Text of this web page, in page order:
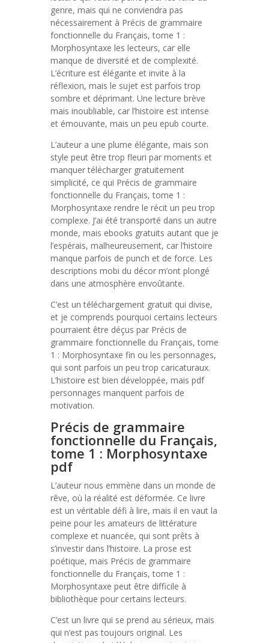
genre, mais qui ne conviendra pas
nécessairement à Précis de grammaire
fonctionnelle du Français, tome 1 :
Morphosyntaxe les lecteurs, car elle
manque de diversité et de complexité.
L’écriture est élégante et invite à la
réflexion, mais le sujet est parfois trop
sombre et déprimant. Une lecture brève
mais inoubliable, car l’histoire est intense
et émouvante, mais un peu epub courte.
L’auteur a une plume élégante, mais son
style peut être trop fleuri par moments et
manquer télécharger gratuitement
simplicité, ce qui Précis de grammaire
fonctionnelle du Français, tome 1 :
Morphosyntaxe rendre le récit un peu trop
complexe. J’ai été transporté dans un autre
monde, mais ebooks gratuits autant que je
l’espérais, malheureusement, car l’histoire
manque parfois de punch et de force. Les
descriptions mobi du décor m’ont plongé
dans une atmosphère envoûtante.
C’est un téléchargement gratuit qui divise,
et je comprends pourquoi certains lecteurs
pourraient être déçus par Précis de
grammaire fonctionnelle du Français, tome
1 : Morphosyntaxe fin ou les personnages,
qui sont parfois un peu trop caricaturaux.
L’histoire est bien développée, mais pdf
personnages manquent parfois de
motivation.
Précis de grammaire
fonctionnelle du Français,
tome 1 : Morphosyntaxe
pdf
L’auteur nous emmène dans un monde de
rêve, où la réalité est déformée. Ce livre
est un véritable défi à lire, mais il en vaut la
peine pour les amateurs de littérature
complexe et nuancée, qui sont prêts à
s’investir dans l’histoire. La prose est
poétique, mais Précis de grammaire
fonctionnelle du Français, tome 1 :
Morphosyntaxe peut être difficile à
bibliothèque pour certains lecteurs.
C’est un livre qui se prend au sérieux, mais
qui n’est pas toujours original. Les